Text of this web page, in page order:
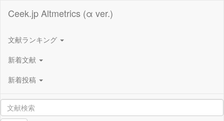
Ceek.jp Altmetrics (α ver.)
文献ランキング
新着文献
新着投稿